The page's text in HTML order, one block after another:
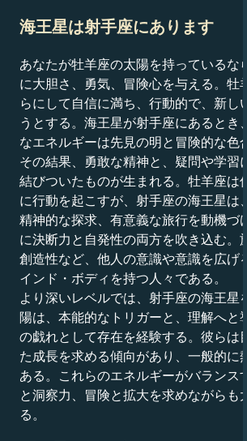
海王星は射手座にあります
あなたが牡羊座の太陽を持っているな
に大胆さ、勇気、冒険心を与える。牡
らにして自信に満ち、行動的で、新し
うとする。海王星が射手座にあるとき
なエネルギーは先見の明と冒険的な色
その結果、勇敢な精神と、疑問や学習
結びついたものが生まれる。牡羊座は
に行動を起こすが、射手座の海王星は
精神的な探求、有意義な旅行を動機づ
に決断力と自発性の両方を吹き込む。
創造性など、他人の意識や意識を広げ
インド・ボディを持つ人々である。
より深いレベルでは、射手座の海王星
陽は、本能的なトリガーと、理解へと
の戯れとして存在を経験する。彼らは
た成長を求める傾向があり、一般的に
ある。これらのエネルギーがバランス
と洞察力、冒険と拡大を求めながらも
る。